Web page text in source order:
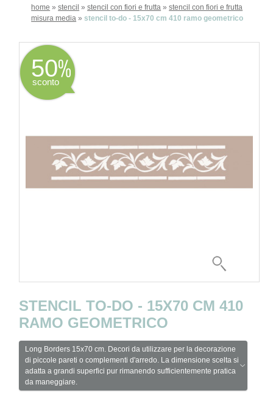
home »stencil »stencil con fiori e frutta »stencil con fiori e frutta
misura media »stencil to-do - 15x70 cm 410 ramo geometrico
50
sconto
STENCIL TO-DO - 15X70 CM 410
RAMO GEOMETRICO
Long Borders 15x70 cm. Decori da utilizzare per la decorazione
di piccole pareti o complementi d'arredo. La dimensione scelta si
adatta a grandi superfici pur rimanendo sufficientemente pratica
da maneggiare.